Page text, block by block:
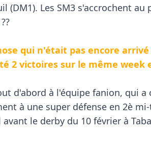
(DM1). Les SM3 s'accrochent
qui n'était pas encore
2 victoires sur le même week
d'abord à l'équipe fanion, qui
à une super défense en 2è
le derby du 10 février à